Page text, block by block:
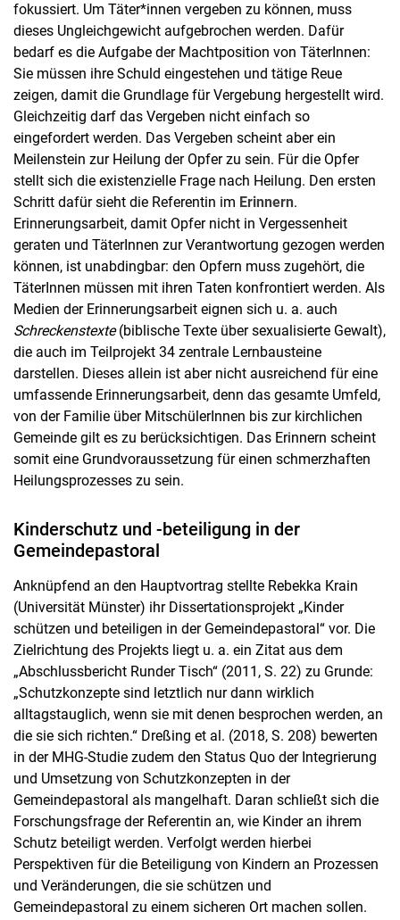
fokussiert. Um Täter*innen vergeben zu können, muss
dieses Ungleichgewicht aufgebrochen werden. Dafür
bedarf es die Aufgabe der Machtposition von TäterInnen:
Sie müssen ihre Schuld eingestehen und tätige Reue
zeigen, damit die Grundlage für Vergebung hergestellt wird.
Gleichzeitig darf das Vergeben nicht einfach so
eingefordert werden. Das Vergeben scheint aber ein
Meilenstein zur Heilung der Opfer zu sein. Für die Opfer
stellt sich die existenzielle Frage nach Heilung. Den ersten
Schritt dafür sieht die Referentin im Erinnern.
Erinnerungsarbeit, damit Opfer nicht in Vergessenheit
geraten und TäterInnen zur Verantwortung gezogen werden
können, ist unabdingbar: den Opfern muss zugehört, die
TäterInnen müssen mit ihren Taten konfrontiert werden. Als
Medien der Erinnerungsarbeit eignen sich u. a. auch
Schreckenstexte(biblische Texte über sexualisierte Gewalt),
die auch im Teilprojekt 34 zentrale Lernbausteine
darstellen. Dieses allein ist aber nicht ausreichend für eine
umfassende Erinnerungsarbeit, denn das gesamte Umfeld,
von der Familie über MitschülerInnen bis zur kirchlichen
Gemeinde gilt es zu berücksichtigen. Das Erinnern scheint
somit eine Grundvoraussetzung für einen schmerzhaften
Heilungsprozesses zu sein.
Kinderschutz und -beteiligung in der
Gemeindepastoral
Anknüpfend an den Hauptvortrag stellte Rebekka Krain
(Universität Münster) ihr Dissertationsprojekt „Kinder
schützen und beteiligen in der Gemeindepastoral“ vor. Die
Zielrichtung des Projekts liegt u. a. ein Zitat aus dem
„Abschlussbericht Runder Tisch“ (2011, S. 22) zu Grunde:
„Schutzkonzepte sind letztlich nur dann wirklich
alltagstauglich, wenn sie mit denen besprochen werden, an
die sie sich richten.“ Dreßing et al. (2018, S. 208) bewerten
in der MHG-Studie zudem den Status Quo der Integrierung
und Umsetzung von Schutzkonzepten in der
Gemeindepastoral als mangelhaft. Daran schließt sich die
Forschungsfrage der Referentin an, wie Kinder an ihrem
Schutz beteiligt werden. Verfolgt werden hierbei
Perspektiven für die Beteiligung von Kindern an Prozessen
und Veränderungen, die sie schützen und
Gemeindepastoral zu einem sicheren Ort machen sollen.